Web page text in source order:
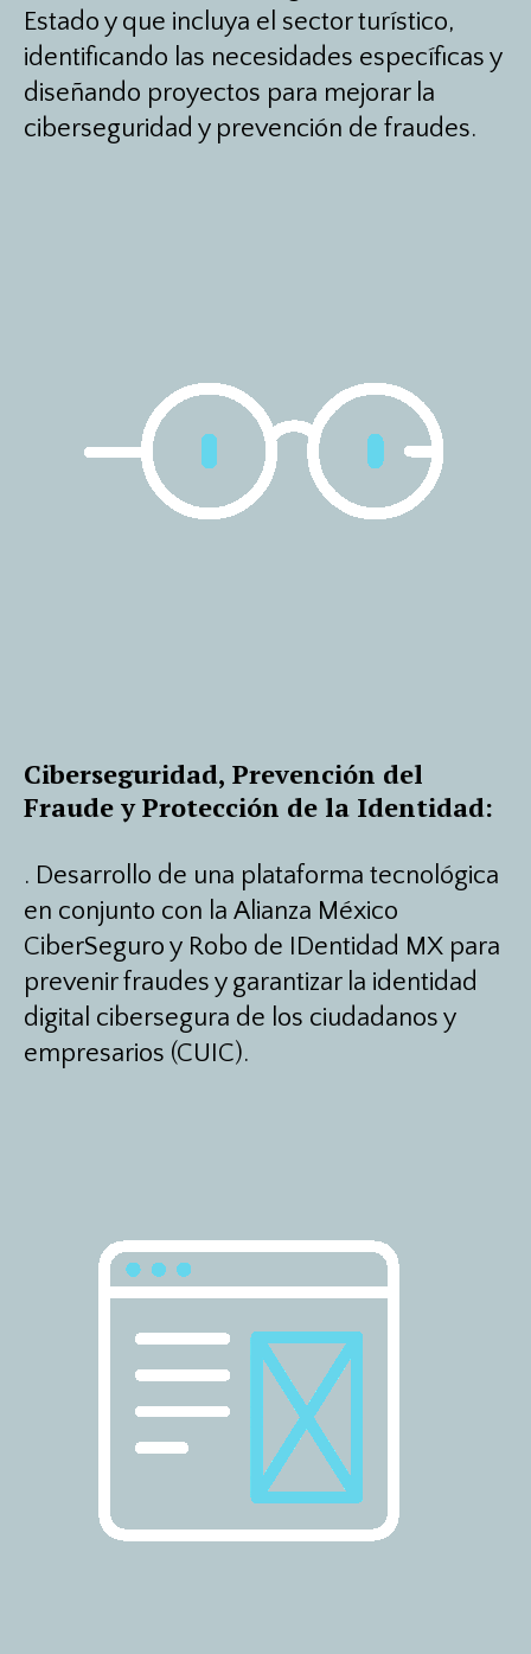
Estado y que incluya el sector turístico,
identificando las necesidades específicas y
diseñando proyectos para mejorar la
ciberseguridad y prevención de fraudes.
Ciberseguridad, Prevención del
Fraude y Protección de la Identidad:
. Desarrollo de una plataforma tecnológica
en conjunto con la Alianza México
CiberSeguro y Robo de IDentidad MX para
prevenir fraudes y garantizar la identidad
digital cibersegura de los ciudadanos y
empresarios (CUIC).